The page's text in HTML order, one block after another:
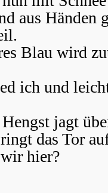
aus Händen
Blau wird
ich und
jagt
das Tor
hier?